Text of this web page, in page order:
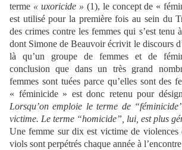
terme « uxoricide » (1), le concept de «
est utilisé pour la première fois au sein du
des crimes contre les femmes qui s’est tenu
dont Simone de Beauvoir écrivit le discours
là qu’un groupe de femmes et de
conclusion que dans un très grand
femmes sont tuées parce qu’elles sont des
« féminicide » est donc retenu pour
Lorsqu’on emploie le terme de “féminicide
victime. Le terme “homicide” , lui, est plus
Une femme sur dix est victime de violences
viols sont perpétrés chaque année à